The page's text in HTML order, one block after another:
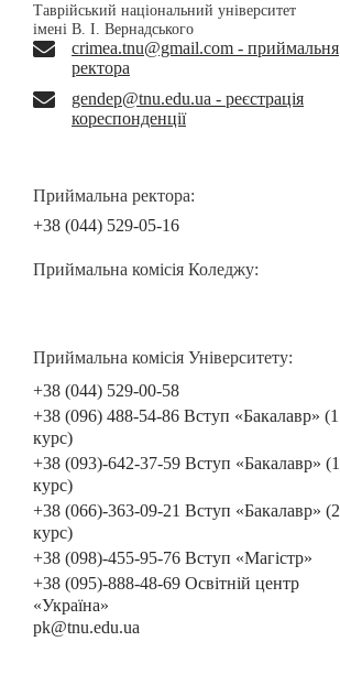
Таврійський національний університет
імені В. І. Вернадського
crimea.tnu@gmail.com - приймальня
ректора
gendep@tnu.edu.ua - реєстрація
кореспонденції
Приймальна ректора:
+38 (044) 529-05-16
Приймальна комісія Коледжу:
Приймальна комісія Університету:
+38 (044) 529-00-58
+38 (096) 488-54-86 Вступ «Бакалавр» (1
курс)
+38 (093)-642-37-59 Вступ «Бакалавр» (1
курс)
+38 (066)-363-09-21 Вступ «Бакалавр» (2
курс)
+38 (098)-455-95-76 Вступ «Магістр»
+38 (095)-888-48-69 Освітній центр
«Україна»
pk@tnu.edu.ua